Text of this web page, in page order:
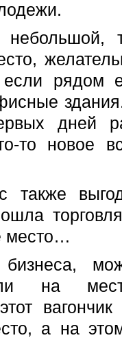
рядом
дней
новое
также
место…
на
а на